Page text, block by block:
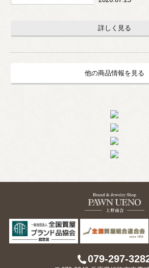
詳しく見る
他の商品情報を見る
079-297-